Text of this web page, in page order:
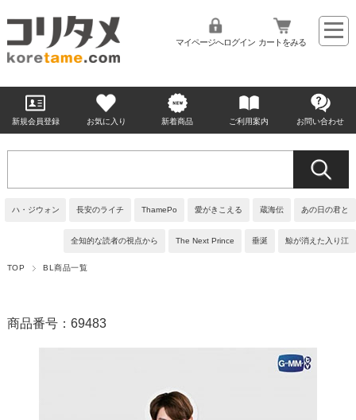
マイページへログイン カートをみる
新規会員登録 お気に入り 新着商品 ご利用案内 お問い合わせ
ハ・ジウォン 長安のライチ ThamePo 愛がきこえる 蔵海伝 あの日の君と
全知的な読者の視点から The Next Prince 垂涎 鯨が消えた入り江
TOP BL商品一覧
商品番号：69483